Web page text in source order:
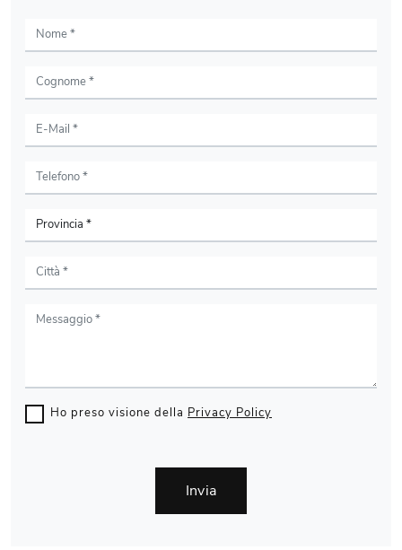
Ho preso visione della Privacy Policy
Invia